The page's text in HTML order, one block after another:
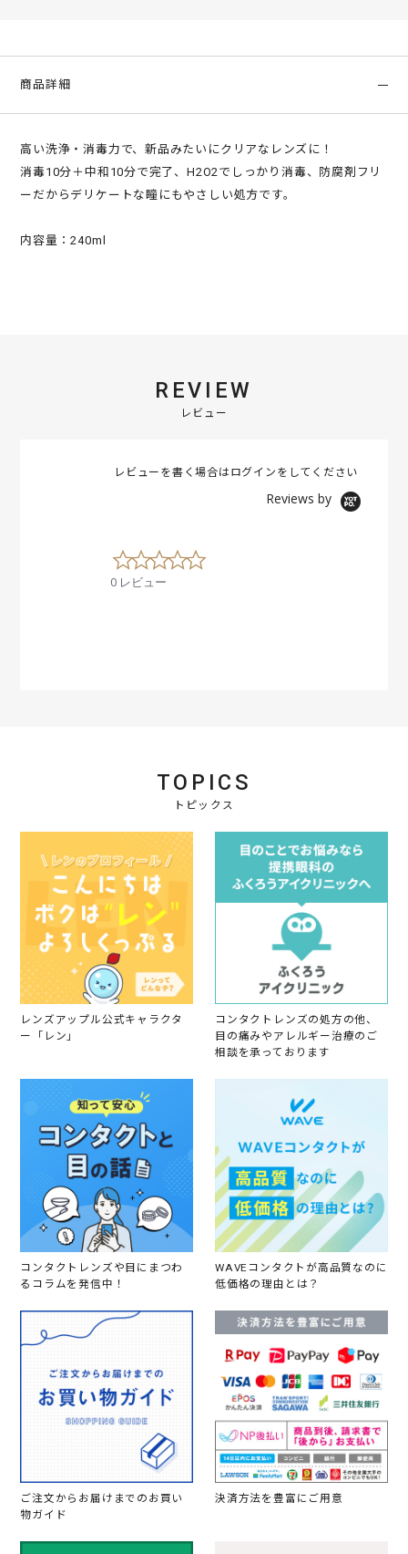
商品詳細
高い洗浄・消毒力で、新品みたいにクリアなレンズに！
消毒10分＋中和10分で完了、H2O2でしっかり消毒、防腐剤フリ
ーだからデリケートな瞳にもやさしい処方です。
内容量：240ml
REVIEW
レビュー
レビューを書く場合はログイン をしてください
Reviews by
0
.
0 レビュー
TOPICS
トピックス
レンズアップル公式キャラクタ
ー「レン」
コンタクトレンズの処方の他、
目の痛みやアレルギー治療のご
相談を承っております
コンタクトレンズや目にまつわ
るコラムを発信中！
WAVEコンタクトが高品質なのに
低価格の理由とは？
ご注文からお届けまでのお買い
物ガイド
決済方法を豊富にご用意